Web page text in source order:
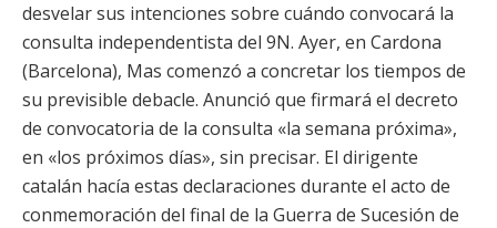
desvelar sus intenciones sobre cuándo convocará la
consulta independentista del 9N. Ayer, en Cardona
(Barcelona), Mas comenzó a concretar los tiempos de
su previsible debacle. Anunció que firmará el decreto
de convocatoria de la consulta «la semana próxima»,
en «los próximos días», sin precisar. El dirigente
catalán hacía estas declaraciones durante el acto de
conmemoración del final de la Guerra de Sucesión de